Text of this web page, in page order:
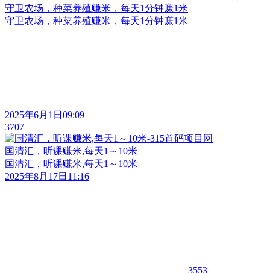
守卫农场，种菜养殖赚米，每天1分钟赚1米
守卫农场，种菜养殖赚米，每天1分钟赚1米
2025年6月1日09:09
3707
国清汇，听课赚米,每天1～10米
国清汇，听课赚米,每天1～10米
2025年8月17日11:16
3553